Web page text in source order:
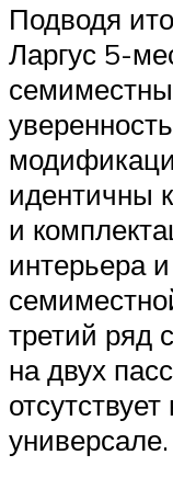
Подводя
Ларгус 5-
идентичны
и
интерьера
третий ряд
на двух
универсале.